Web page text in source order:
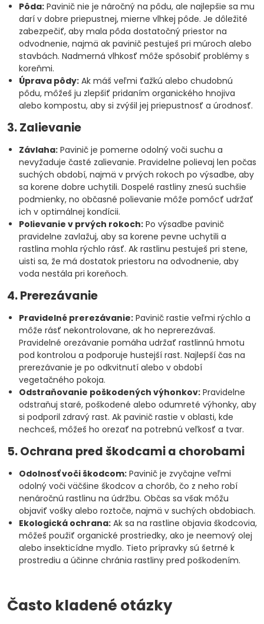
Pôda: Pavinič nie je náročný na pôdu, ale najlepšie sa mu
darí v dobre priepustnej, mierne vlhkej pôde. Je dôležité
zabezpečiť, aby mala pôda dostatočný priestor na
odvodnenie, najmä ak pavinič pestuješ pri múroch alebo
stavbách. Nadmerná vlhkosť môže spôsobiť problémy s
koreňmi.
Úprava pôdy: Ak máš veľmi ťažkú alebo chudobnú
pôdu, môžeš ju zlepšiť pridaním organického hnojiva
alebo kompostu, aby si zvýšil jej priepustnosť a úrodnosť.
3. Zalievanie
Závlaha: Pavinič je pomerne odolný voči suchu a
nevyžaduje časté zalievanie. Pravidelne polievaj len počas
suchých období, najmä v prvých rokoch po výsadbe, aby
sa korene dobre uchytili. Dospelé rastliny znesú suchšie
podmienky, no občasné polievanie môže pomôcť udržať
ich v optimálnej kondícii.
Polievanie v prvých rokoch: Po výsadbe pavinič
pravidelne zavlažuj, aby sa korene pevne uchytili a
rastlina mohla rýchlo rásť. Ak rastlinu pestuješ pri stene,
uisti sa, že má dostatok priestoru na odvodnenie, aby
voda nestála pri koreňoch.
4. Prerezávanie
Pravidelné prerezávanie: Pavinič rastie veľmi rýchlo a
môže rásť nekontrolovane, ak ho neprerezávaš.
Pravidelné orezávanie pomáha udržať rastlinnú hmotu
pod kontrolou a podporuje hustejší rast. Najlepší čas na
prerezávanie je po odkvitnutí alebo v období
vegetačného pokoja.
Odstraňovanie poškodených výhonkov: Pravidelne
odstraňuj staré, poškodené alebo odumreté výhonky, aby
si podporil zdravý rast. Ak pavinič rastie v oblasti, kde
nechceš, môžeš ho orezať na potrebnú veľkosť a tvar.
5. Ochrana pred škodcami a chorobami
Odolnosť voči škodcom: Pavinič je zvyčajne veľmi
odolný voči väčšine škodcov a chorôb, čo z neho robí
nenáročnú rastlinu na údržbu. Občas sa však môžu
objaviť vošky alebo roztoče, najmä v suchých obdobiach.
Ekologická ochrana: Ak sa na rastline objavia škodcovia,
môžeš použiť organické prostriedky, ako je neemový olej
alebo insekticídne mydlo. Tieto prípravky sú šetrné k
prostrediu a účinne chránia rastliny pred poškodením.
Často kladené otázky